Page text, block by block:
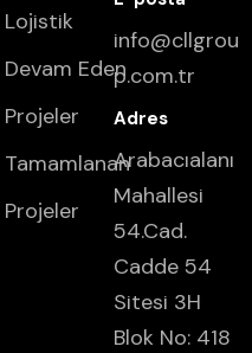
Lojistik
Devam Eden
Projeler
Tamamlanan
Projeler
info@cllgrou
p.com.tr
Arabacıalanı
Mahallesi
54.Cad.
Cadde 54
Sitesi 3H
Blok No: 418